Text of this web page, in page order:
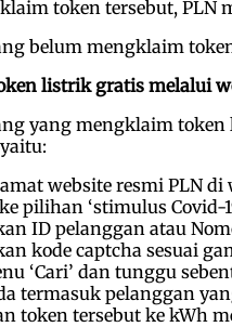
token tersebut, PLN
belum mengklaim
listrik gratis melalui
yang mengklaim
website resmi PLN
pilihan ‘stimulus Covid-
ID pelanggan atau
kode captcha sesuai
‘Cari’ dan tunggu
termasuk pelanggan
token tersebut ke kWh